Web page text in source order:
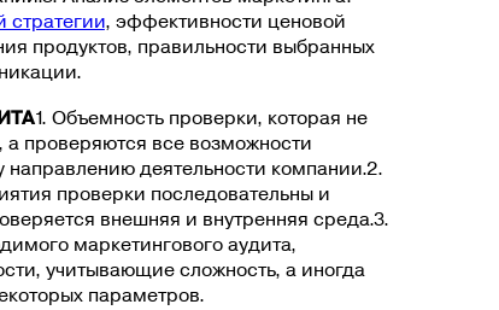
, эффективности ценовой
продуктов, правильности выбранных
1. Объемность проверки, которая не
а проверяются все возможности
деятельности компании.2.
проверки последовательны и
внешняя и внутренняя среда.3.
маркетингового аудита,
учитывающие сложность, а иногда
параметров.